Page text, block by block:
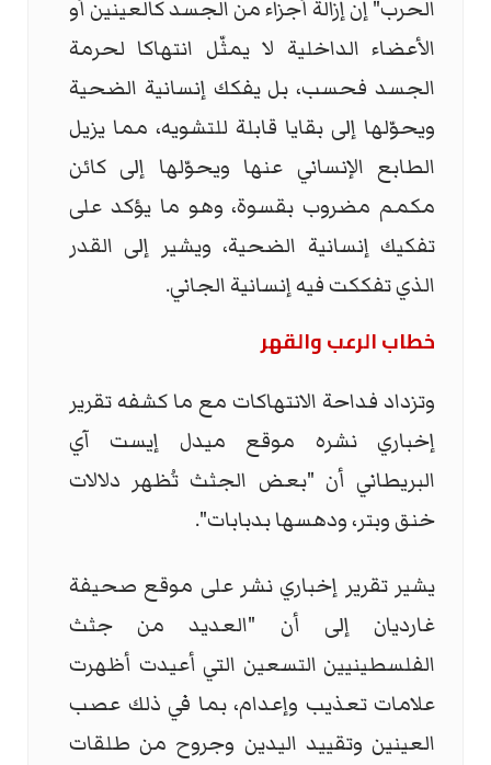
الحرب" إن إزالة أجزاء من الجسد كالعينين أو
الأعضاء الداخلية لا يمثّل انتهاكا لحرمة
الجسد فحسب، بل يفكك إنسانية الضحية
ويحوّلها إلى بقايا قابلة للتشويه، مما يزيل
الطابع الإنساني عنها ويحوّلها إلى كائن
مكمم مضروب بقسوة، وهو ما يؤكد على
تفكيك إنسانية الضحية، ويشير إلى القدر
الذي تفككت فيه إنسانية الجاني.
خطاب الرعب والقهر
وتزداد فداحة الانتهاكات مع ما كشفه تقرير
إخباري نشره موقع ميدل إيست آي
البريطاني أن "بعض الجثث تُظهر دلالات
خنق وبتر، ودهسها بدبابات".
يشير تقرير إخباري نشر على موقع صحيفة
غارديان إلى أن "العديد من جثث
الفلسطينيين التسعين التي أعيدت أظهرت
علامات تعذيب وإعدام، بما في ذلك عصب
العينين وتقييد اليدين وجروح من طلقات